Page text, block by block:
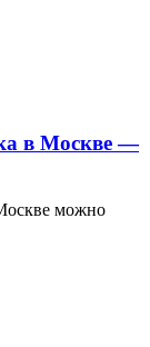
в Москве —
можно